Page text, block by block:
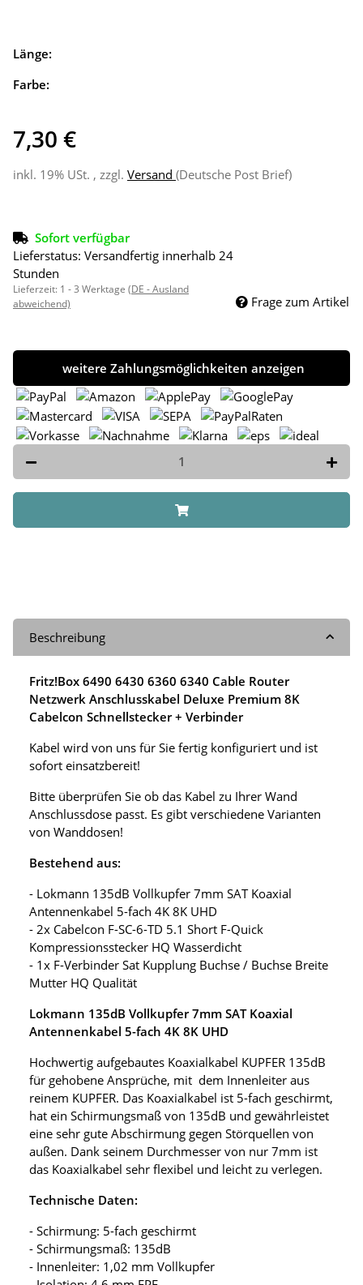
Länge:
Farbe:
7,30 €
inkl. 19% USt. , zzgl. Versand (Deutsche Post Brief)
Sofort verfügbar
Lieferstatus: Versandfertig innerhalb 24
Stunden
Lieferzeit: 1 - 3 Werktage (DE - Ausland
abweichend)
Frage zum Artikel
weitere Zahlungsmöglichkeiten anzeigen
Beschreibung
Fritz!Box 6490 6430 6360 6340 Cable Router
Netzwerk Anschlusskabel Deluxe Premium 8K
Cabelcon Schnellstecker + Verbinder
Kabel wird von uns für Sie fertig konfiguriert und ist
sofort einsatzbereit!
Bitte überprüfen Sie ob das Kabel zu Ihrer Wand
Anschlussdose passt. Es gibt verschiedene Varianten
von Wanddosen!
Bestehend aus:
- Lokmann 135dB Vollkupfer 7mm SAT Koaxial
Antennenkabel 5-fach 4K 8K UHD
- 2x Cabelcon F-SC-6-TD 5.1 Short F-Quick
Kompressionsstecker HQ Wasserdicht
- 1x F-Verbinder Sat Kupplung Buchse / Buchse Breite
Mutter HQ Qualität
Lokmann 135dB Vollkupfer 7mm SAT Koaxial
Antennenkabel 5-fach 4K 8K UHD
Hochwertig aufgebautes Koaxialkabel KUPFER 135dB
für gehobene Ansprüche, mit dem Innenleiter aus
reinem KUPFER. Das Koaxialkabel ist 5-fach geschirmt,
hat ein Schirmungsmaß von 135dB und gewährleistet
eine sehr gute Abschirmung gegen Störquellen von
außen. Dank seinem Durchmesser von nur 7mm ist
das Koaxialkabel sehr flexibel und leicht zu verlegen.
Technische Daten:
- Schirmung: 5-fach geschirmt
- Schirmungsmaß: 135dB
- Innenleiter: 1,02 mm Vollkupfer